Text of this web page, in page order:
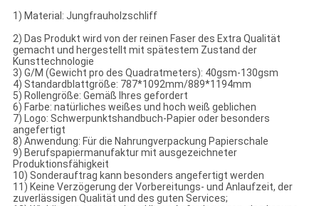
1) Material: Jungfrauholzschliff
2) Das Produkt wird von der reinen Faser des Extra Qualität
gemacht und hergestellt mit spätestem Zustand der
Kunsttechnologie
3) G/M (Gewicht pro des Quadratmeters): 40gsm-130gsm
4) Standardblattgröße: 787*1092mm/889*1194mm
5) Rollengröße: Gemäß Ihres gefordert
6) Farbe: natürliches weißes und hoch weiß geblichen
7) Logo: Schwerpunktshandbuch-Papier oder besonders
angefertigt
8) Anwendung: Für die Nahrungverpackung Papierschale
9) Berufspapiermanufaktur mit ausgezeichneter
Produktionsfähigkeit
10) Sonderauftrag kann besonders angefertigt werden
11) Keine Verzögerung der Vorbereitungs- und Anlaufzeit, der
zuverlässigen Qualität und des guten Services;